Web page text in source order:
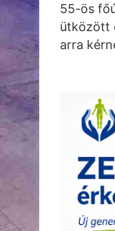
55-ös
ütközött
arra